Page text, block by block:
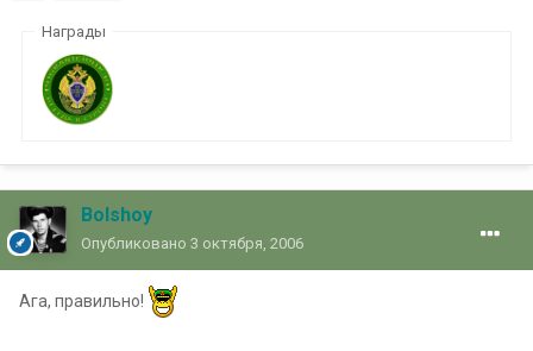
Награды
Bolshoy
Опубликовано 3 октября, 2006
Ага, правильно!